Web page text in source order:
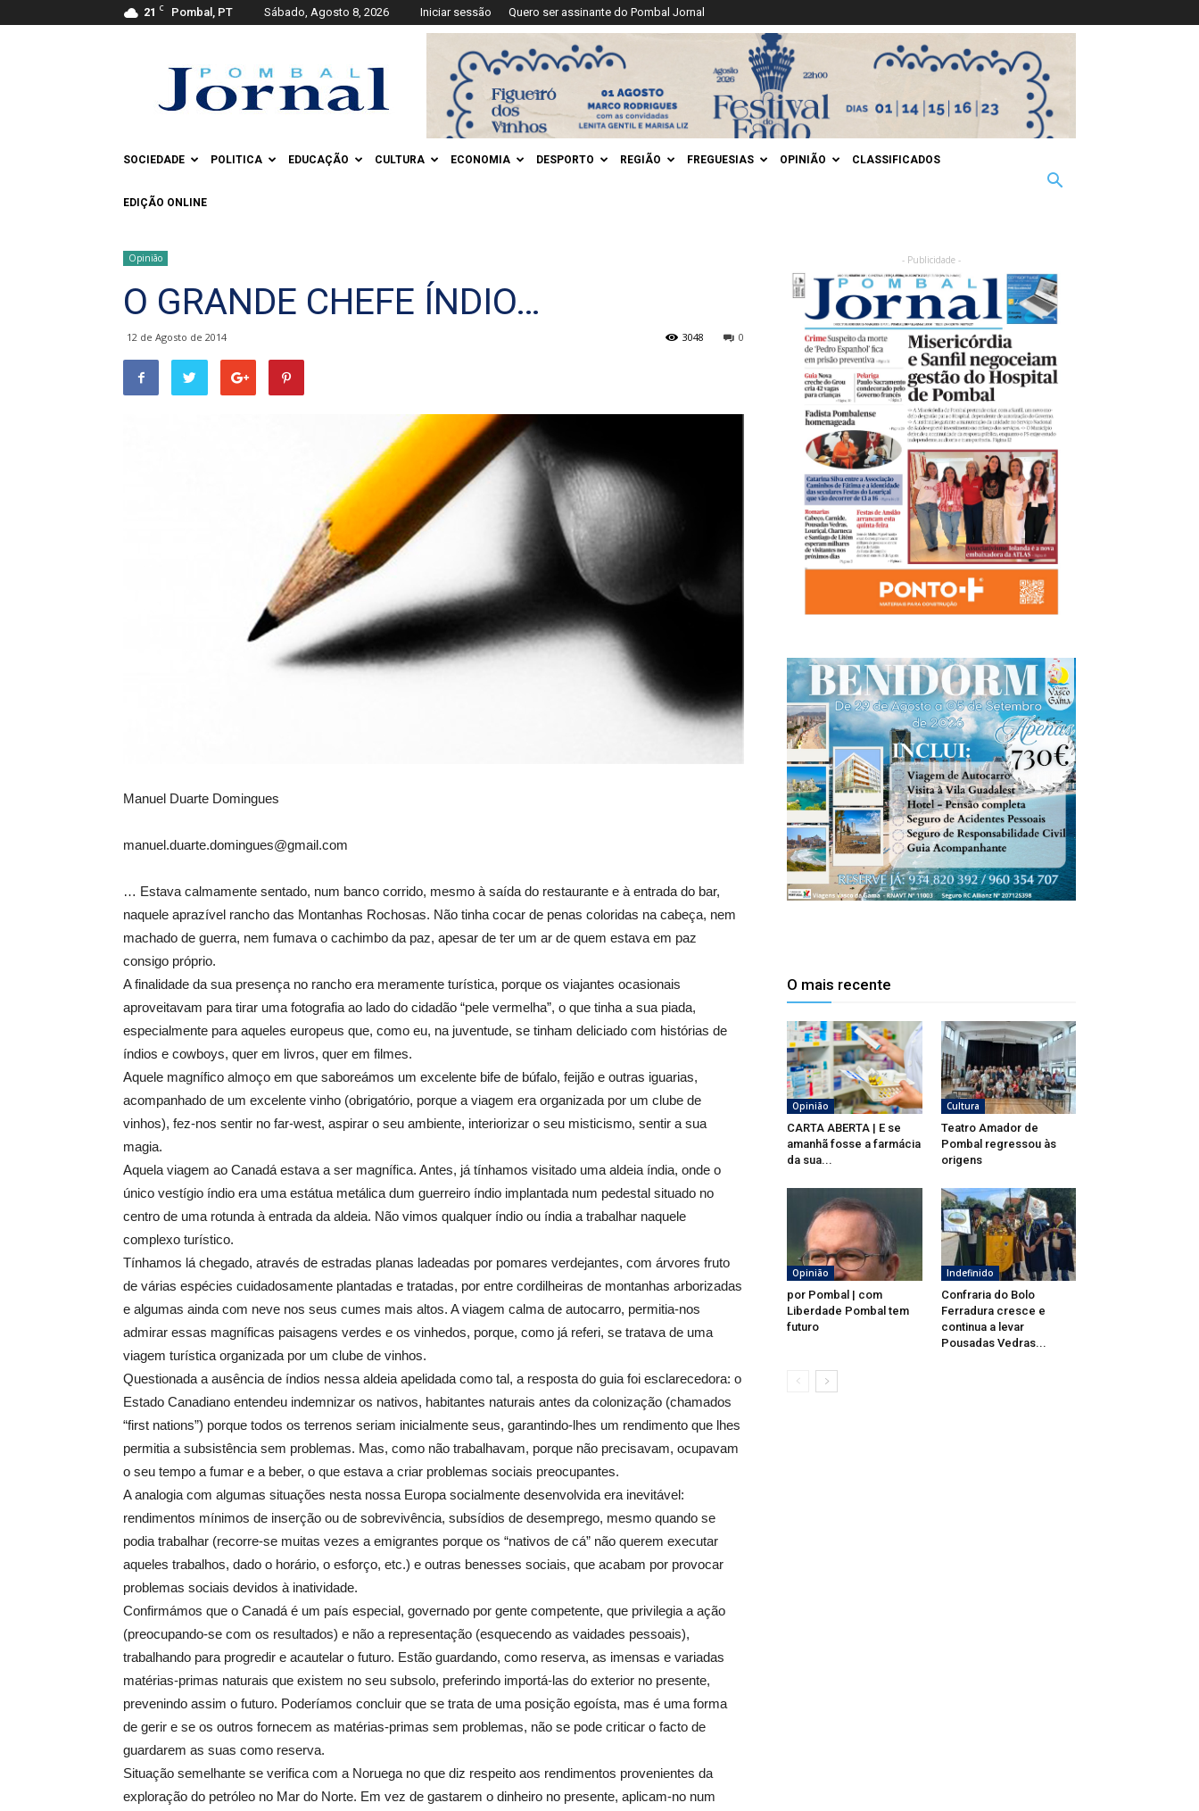
21 C Pombal, PT Sábado, Agosto 8, 2026 Iniciar sessão Quero ser assinante do Pombal Jornal
Jornal
SOCIEDADE POLITICA EDUCAÇÃO CULTURA ECONOMIA DESPORTO REGIÃO FREGUESIAS OPINIÃO CLASSIFICADOS
EDIÇÃO ONLINE
Opinião
O GRANDE CHEFE ÍNDIO…
12 de Agosto de 2014 0
3048
Manuel Duarte Domingues
manuel.duarte.domingues@gmail.com
… Estava calmamente sentado, num banco corrido, mesmo à saída do restaurante e à entrada do bar,
naquele aprazível rancho das Montanhas Rochosas. Não tinha cocar de penas coloridas na cabeça, nem
machado de guerra, nem fumava o cachimbo da paz, apesar de ter um ar de quem estava em paz
consigo próprio.
A finalidade da sua presença no rancho era meramente turística, porque os viajantes ocasionais
aproveitavam para tirar uma fotografia ao lado do cidadão “pele vermelha”, o que tinha a sua piada,
especialmente para aqueles europeus que, como eu, na juventude, se tinham deliciado com histórias de
índios e cowboys, quer em livros, quer em filmes.
Aquele magnífico almoço em que saboreámos um excelente bife de búfalo, feijão e outras iguarias,
acompanhado de um excelente vinho (obrigatório, porque a viagem era organizada por um clube de
vinhos), fez-nos sentir no far-west, aspirar o seu ambiente, interiorizar o seu misticismo, sentir a sua
magia.
Aquela viagem ao Canadá estava a ser magnífica. Antes, já tínhamos visitado uma aldeia índia, onde o
único vestígio índio era uma estátua metálica dum guerreiro índio implantada num pedestal situado no
centro de uma rotunda à entrada da aldeia. Não vimos qualquer índio ou índia a trabalhar naquele
complexo turístico.
Tínhamos lá chegado, através de estradas planas ladeadas por pomares verdejantes, com árvores fruto
de várias espécies cuidadosamente plantadas e tratadas, por entre cordilheiras de montanhas arborizadas
e algumas ainda com neve nos seus cumes mais altos. A viagem calma de autocarro, permitia-nos
admirar essas magníficas paisagens verdes e os vinhedos, porque, como já referi, se tratava de uma
viagem turística organizada por um clube de vinhos.
Questionada a ausência de índios nessa aldeia apelidada como tal, a resposta do guia foi esclarecedora: o
Estado Canadiano entendeu indemnizar os nativos, habitantes naturais antes da colonização (chamados
“first nations”) porque todos os terrenos seriam inicialmente seus, garantindo-lhes um rendimento que lhes
permitia a subsistência sem problemas. Mas, como não trabalhavam, porque não precisavam, ocupavam
o seu tempo a fumar e a beber, o que estava a criar problemas sociais preocupantes.
A analogia com algumas situações nesta nossa Europa socialmente desenvolvida era inevitável:
rendimentos mínimos de inserção ou de sobrevivência, subsídios de desemprego, mesmo quando se
podia trabalhar (recorre-se muitas vezes a emigrantes porque os “nativos de cá” não querem executar
aqueles trabalhos, dado o horário, o esforço, etc.) e outras benesses sociais, que acabam por provocar
problemas sociais devidos à inatividade.
Confirmámos que o Canadá é um país especial, governado por gente competente, que privilegia a ação
(preocupando-se com os resultados) e não a representação (esquecendo as vaidades pessoais),
trabalhando para progredir e acautelar o futuro. Estão guardando, como reserva, as imensas e variadas
matérias-primas naturais que existem no seu subsolo, preferindo importá-las do exterior no presente,
prevenindo assim o futuro. Poderíamos concluir que se trata de uma posição egoísta, mas é uma forma
de gerir e se os outros fornecem as matérias-primas sem problemas, não se pode criticar o facto de
guardarem as suas como reserva.
Situação semelhante se verifica com a Noruega no que diz respeito aos rendimentos provenientes da
exploração do petróleo no Mar do Norte. Em vez de gastarem o dinheiro no presente, aplicam-no num
- Publicidade -
O mais recente
Opinião
CARTA ABERTA | E se
amanhã fosse a farmácia
da sua...
Cultura
Teatro Amador de
Pombal regressou às
origens
Opinião
por Pombal | com
Liberdade Pombal tem
futuro
Indefinido
Confraria do Bolo
Ferradura cresce e
continua a levar
Pousadas Vedras...